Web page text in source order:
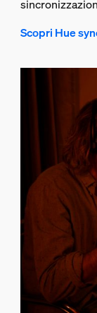
Scopri Hue